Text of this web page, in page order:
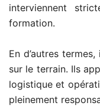
interviennent
formation.
En d’autres
sur le terrain. Ils
logistique et
pleinement